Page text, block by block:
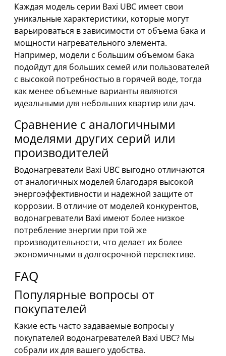
Каждая модель серии Baxi UBC имеет свои
уникальные характеристики, которые могут
варьироваться в зависимости от объема бака и
мощности нагревательного элемента.
Например, модели с большим объемом бака
подойдут для больших семей или пользователей
с высокой потребностью в горячей воде, тогда
как менее объемные варианты являются
идеальными для небольших квартир или дач.
Сравнение с аналогичными
моделями других серий или
производителей
Водонагреватели Baxi UBC выгодно отличаются
от аналогичных моделей благодаря высокой
энергоэффективности и надежной защите от
коррозии. В отличие от моделей конкурентов,
водонагреватели Baxi имеют более низкое
потребление энергии при той же
производительности, что делает их более
экономичными в долгосрочной перспективе.
FAQ
Популярные вопросы от
покупателей
Какие есть часто задаваемые вопросы у
покупателей водонагревателей Baxi UBC? Мы
собрали их для вашего удобства.